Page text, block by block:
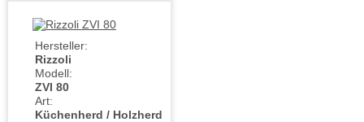
Hersteller:
Rizzoli
Modell:
ZVI 80
Art:
Küchenherd / Holzherd